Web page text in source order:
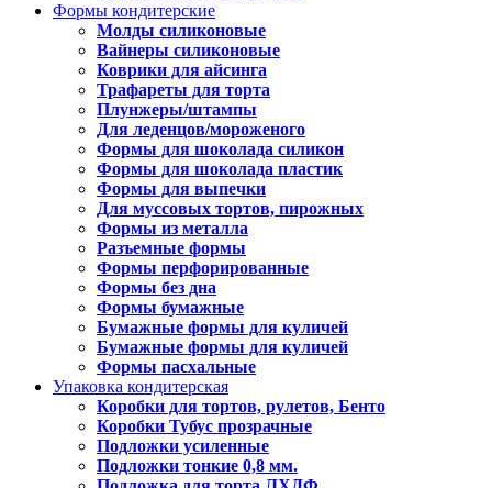
Формы кондитерские
Молды силиконовые
Вайнеры силиконовые
Коврики для айсинга
Трафареты для торта
Плунжеры/штампы
Для леденцов/мороженого
Формы для шоколада силикон
Формы для шоколада пластик
Формы для выпечки
Для муссовых тортов, пирожных
Формы из металла
Разъемные формы
Формы перфорированные
Формы без дна
Формы бумажные
Бумажные формы для куличей
Бумажные формы для куличей
Формы пасхальные
Упаковка кондитерская
Коробки для тортов, рулетов, Бенто
Коробки Тубус прозрачные
Подложки усиленные
Подложки тонкие 0,8 мм.